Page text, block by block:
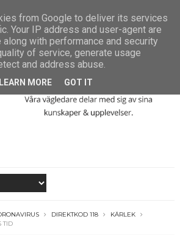
DIREKTKOD 118
KÄRLEK
TID
from Google to deliver its services
Your IP address and user-agent are
along with performance and security
of service, generate usage
and address abuse.
LEARN MORE GOT IT